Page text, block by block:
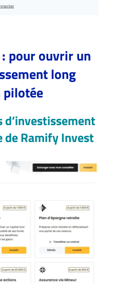
pour ouvrir un
long
pilotée
d’investissement
Ramify Invest